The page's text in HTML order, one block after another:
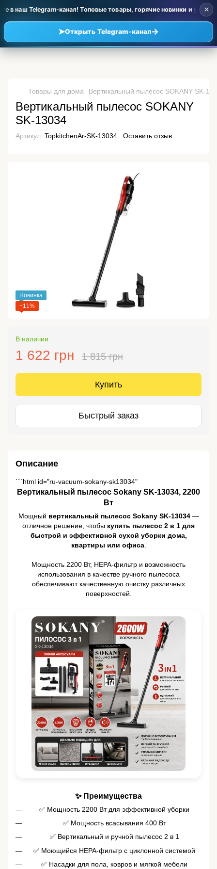
в наш Telegram-канал! Топовые товары, горячие новинки и
➤Открыть Telegram-канал→
×
Товары для дома Вертикальный пылесос SOKANY SK-
Вертикальный пылесос SOKANY
SK-13034
Артикул: TopkitchenAr-SK-13034 Оставить отзыв
Новинка
−11%
В наличии
1 622 грн 1 815 грн
Купить
Быстрый заказ
Описание
```html id="ru-vacuum-sokany-sk13034"
Вертикальный пылесос Sokany SK-13034, 2200
Вт
Мощный вертикальный пылесос Sokany SK-13034—
отличное решение, чтобы купить пылесос 2 в 1 для
быстрой и эффективной сухой уборки дома,
квартиры или офиса.
Мощность 2200 Вт, HEPA-фильтр и возможность
использования в качестве ручного пылесоса
обеспечивают качественную очистку различных
поверхностей.
✨ Преимущества
✅ Мощность 2200 Вт для эффективной уборки
✅ Мощность всасывания 400 Вт
✅ Вертикальный и ручной пылесос 2 в 1
✅ Моющийся HEPA-фильтр с циклонной системой
✅ Насадки для пола, ковров и мягкой мебели